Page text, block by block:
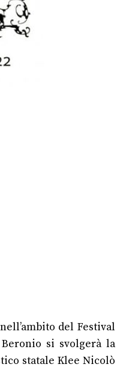
nell’ambito del Festival
si svolgerà la
statale Klee Nicolò